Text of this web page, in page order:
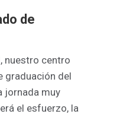
de
nuestro centro
graduación del
jornada muy
el esfuerzo, la